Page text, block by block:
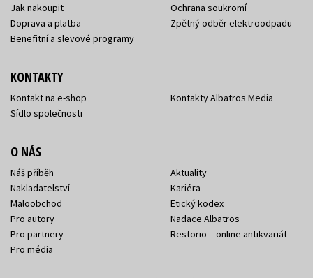
Jak nakoupit
Doprava a platba
Benefitní a slevové programy
Ochrana soukromí
Zpětný odběr elektroodpadu
KONTAKTY
Kontakt na e-shop
Sídlo společnosti
Kontakty Albatros Media
O NÁS
Náš příběh
Nakladatelství
Maloobchod
Pro autory
Pro partnery
Pro média
Aktuality
Kariéra
Etický kodex
Nadace Albatros
Restorio – online antikvariát